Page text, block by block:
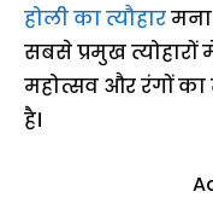
होली का त्यौहारमना
सबसे प्रमुख
महोत्सव और रंगों का
है।